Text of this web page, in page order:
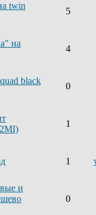
twin
5
на
4
black
0
1
1
и
0